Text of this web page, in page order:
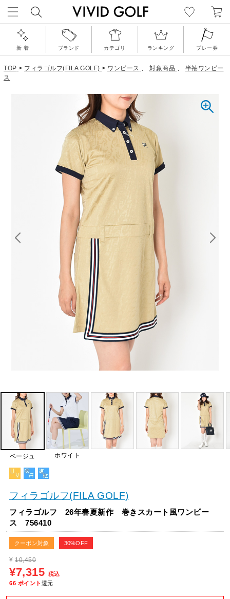
新 着 ブランド カテゴリ ランキング プレー券
TOP > フィラゴルフ(FILA GOLF) > ワンピース 、 対象商品 、 半袖ワンピー
ス
ベージュ ホワイト
フィラゴルフ(FILA GOLF)
フィラゴルフ 26年春夏新作 巻きスカート風ワンピー
ス 756410
クーポン対象 30%OFF
¥ 10,450
¥7,315 税込
66 ポイント 還元